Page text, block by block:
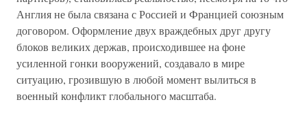
Англия не была связана с Россией и Францией союзным
договором. Оформление двух враждебных друг другу
блоков великих держав, происходившее на фоне
усиленной гонки вооружений, создавало в мире
ситуацию, грозившую в любой момент вылиться в
военный конфликт глобального масштаба.